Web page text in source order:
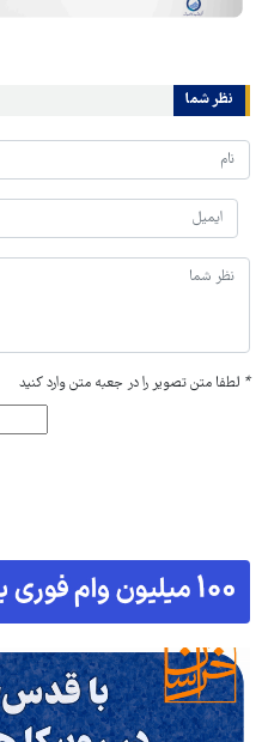
نظر شما
* لطفا متن تصویر را در جعبه متن وارد کنید